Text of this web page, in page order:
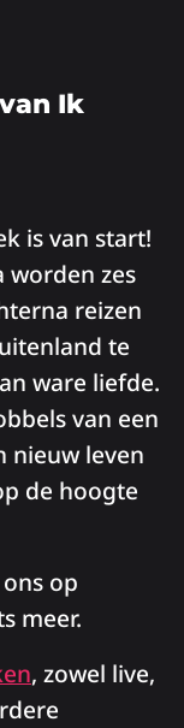
Ik
is van start!
zes
reizen
te
ware liefde.
van een
nieuw leven
de hoogte
op
meer.
, zowel live,